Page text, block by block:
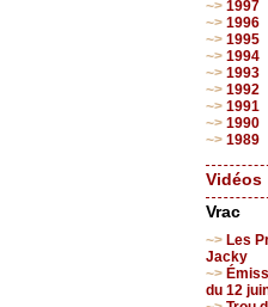
1997
1996
1995
1994
1993
1992
1991
1990
1989
Vidéos
Vrac
Les
Jacky
du 12